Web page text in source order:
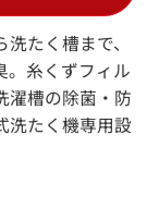
たく槽まで、
。糸くずフィル
濯槽の除菌・防
洗たく機専用設